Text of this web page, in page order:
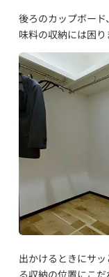
後ろのカップボー
味料の収納には困り
出かけるときにサ
る収納の位置にこだ